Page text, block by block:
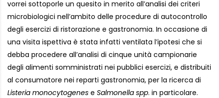
vorrei sottoporle un quesito in merito all’analisi dei criteri
microbiologici nell’ambito delle procedure di autocontrollo
degli esercizi di ristorazione e gastronomia. In occasione di
una visita ispettiva è stata infatti ventilata l’ipotesi che si
debba procedere all’analisi di cinque unità campionarie
degli alimenti somministrati nei pubblici esercizi, e distribuiti
al consumatore nei reparti gastronomia, per la ricerca di
Listeria monocytogenes e Salmonella spp. in particolare.